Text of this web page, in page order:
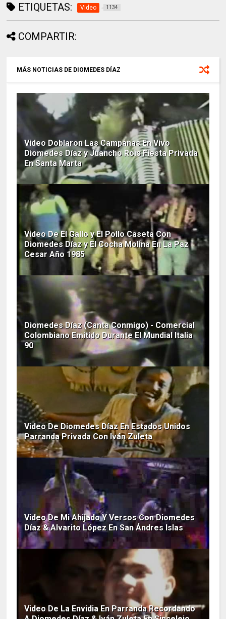
ETIQUETAS: Video 1134
COMPARTIR:
MÁS NOTICIAS DE DIOMEDES DÍAZ
Video Doblaron Las Campanas En Vivo
Diomedes Díaz y Juancho Rois Fiesta Privada
En Santa Marta
Video De El Gallo y El Pollo Caseta Con
Diomedes Díaz y El Cocha Molina En La Paz
Cesar Año 1985
Diomedes Díaz (Canta Conmigo) - Comercial
Colombiano Emitido Durante El Mundial Italia
90
Video De Diomedes Díaz En Estados Unidos
Parranda Privada Con Iván Zuleta
Video De Mi Ahijado Y Versos Con Diomedes
Díaz & Alvarito López En San Ándres Islas
Video De La Envidia En Parranda Recordando